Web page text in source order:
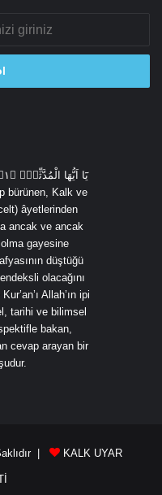
âyetlerinden
ancak ve ancak
gayesine
düştüğü
olacağını
Allah’ın ipi
tarihi ve bilimsel
bakan,
cevap arayan bir
| KALK UYAR